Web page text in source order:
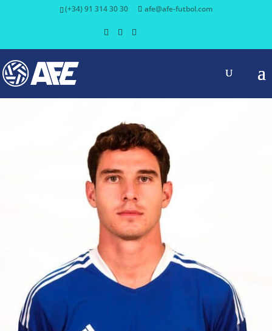
(+34) 91 314 30 30 afe@afe-futbol.com